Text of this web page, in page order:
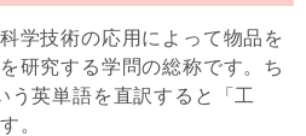
学技術の応用によって物品を
研究する学問の総称です。ち
英単語を直訳すると「工
。